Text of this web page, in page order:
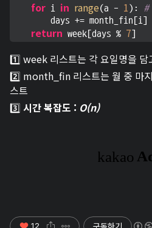
for i in range(a - 1): #
        days += month_fin[i]
return week[days % 7]
1️⃣ week 리스트는 각 요일명을 담
2️⃣ month_fin 리스트는 월 중 마
스트
3️⃣ 시간 복잡도 : O(n)
12